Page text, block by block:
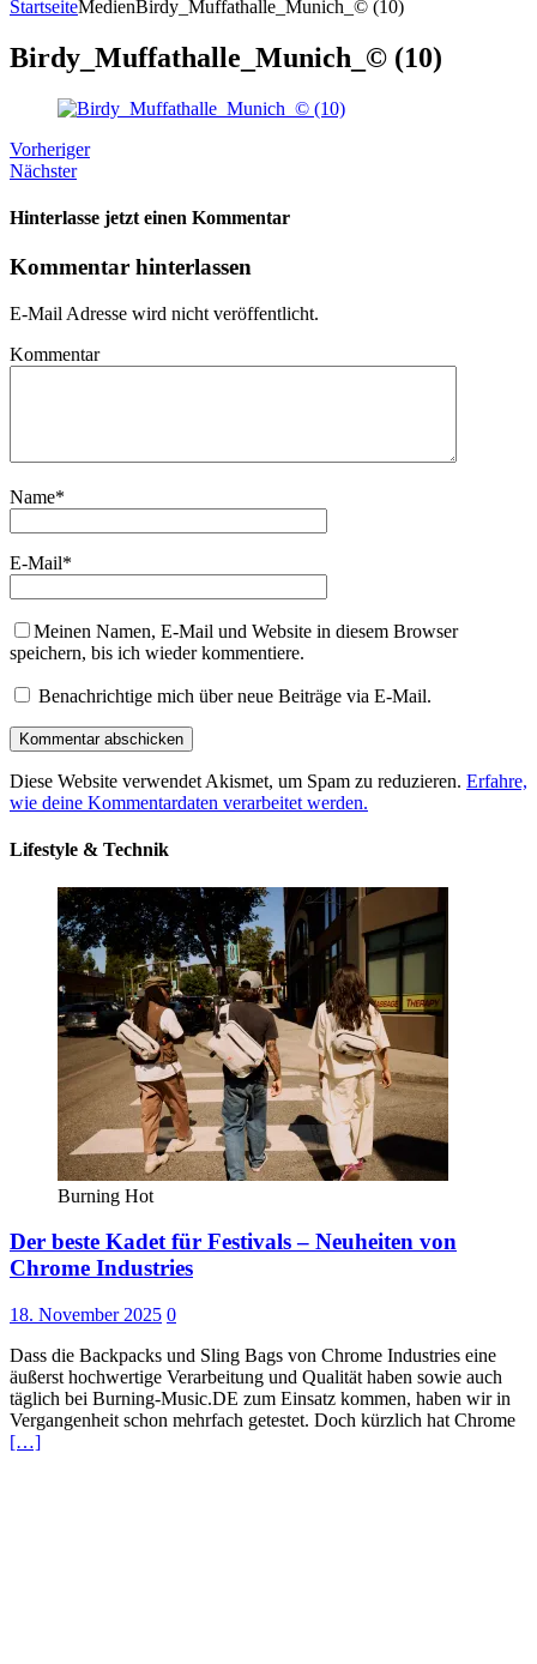
StartseiteMedienBirdy_Muffathalle_Munich_© (10)
Birdy_Muffathalle_Munich_© (10)
Vorheriger
Nächster
Hinterlasse jetzt einen Kommentar
Kommentar hinterlassen
E-Mail Adresse wird nicht veröffentlicht.
Kommentar
Name*
E-Mail*
Meinen Namen, E-Mail und Website in diesem Browser
speichern, bis ich wieder kommentiere.
Benachrichtige mich über neue Beiträge via E-Mail.
Diese Website verwendet Akismet, um Spam zu reduzieren. Erfahre,
wie deine Kommentardaten verarbeitet werden.
Lifestyle & Technik
Burning Hot
Der beste Kadet für Festivals – Neuheiten von
Chrome Industries
18. November 2025 0
Dass die Backpacks und Sling Bags von Chrome Industries eine
äußerst hochwertige Verarbeitung und Qualität haben sowie auch
täglich bei Burning-Music.DE zum Einsatz kommen, haben wir in
Vergangenheit schon mehrfach getestet. Doch kürzlich hat Chrome
[…]